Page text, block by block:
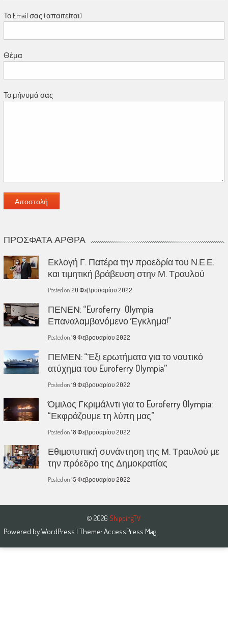
Το Email σας (απαιτείται)
Θέμα
Το μήνυμά σας
ΠΡΌΣΦΑΤΑ ΆΡΘΡΑ
Εκλογή Γ. Πατέρα την προεδρία του Ν.Ε.Ε.
και τιμητική βράβευση στην Μ. Τραυλού
Posted on 20 Φεβρουαρίου 2022
ΠΕΝΕΝ: “Euroferry Olympia
Επαναλαμβανόμενο Έγκλημα!”
Posted on 19 Φεβρουαρίου 2022
ΠΕΜΕΝ: “Έξι ερωτήματα για το ναυτικό
ατύχημα του Euroferry Olympia”
Posted on 19 Φεβρουαρίου 2022
Όμιλος Γκριμάλντι για το Euroferry Olympia:
“Εκφράζουμε τη λύπη μας”
Posted on 18 Φεβρουαρίου 2022
Εθιμοτυπική συνάντηση της Μ. Τραυλού με
την πρόεδρο της Δημοκρατίας
Posted on 15 Φεβρουαρίου 2022
© 2026 ShippingTV
Powered byWordPress | Theme: AccessPress Mag